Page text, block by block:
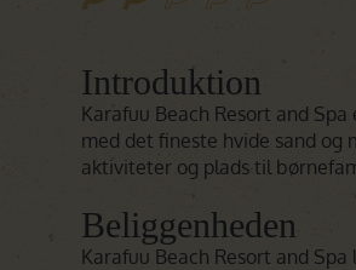
Introduktion
Karafuu Beach Resort and Spa
med det fineste hvide sand og
aktiviteter og plads til
Beliggenheden
Karafuu Beach Resort and Spa